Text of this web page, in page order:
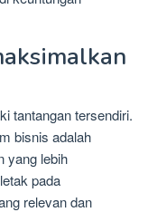
tantangan tersendiri.
bisnis adalah
yang lebih
pada
relevan dan